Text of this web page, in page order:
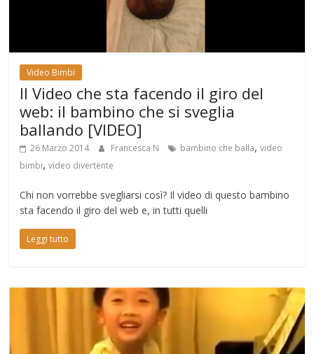
Video Bimbi
Il Video che sta facendo il giro del
web: il bambino che si sveglia
ballando [VIDEO]
26 Marzo 2014 Francesca N bambino che balla,video
bimbi,video divertente
Chi non vorrebbe svegliarsi così? Il video di questo bambino
sta facendo il giro del web e, in tutti quelli
Leggi tutto